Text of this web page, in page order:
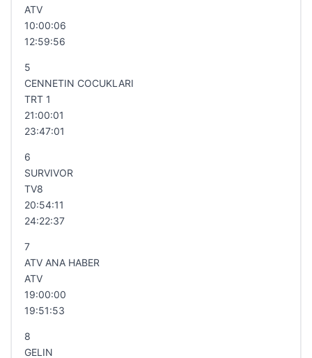
ATV
10:00:06
12:59:56
5
CENNETIN COCUKLARI
TRT 1
21:00:01
23:47:01
6
SURVIVOR
TV8
20:54:11
24:22:37
7
ATV ANA HABER
ATV
19:00:00
19:51:53
8
GELIN